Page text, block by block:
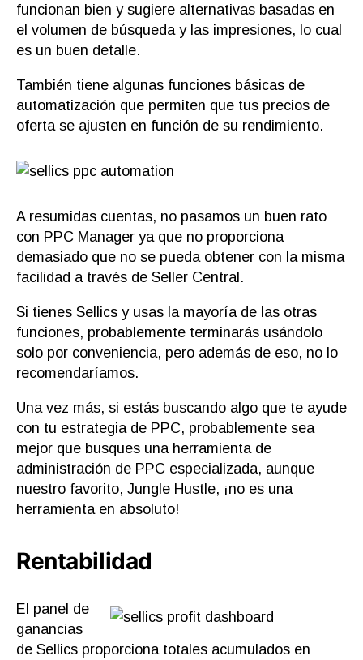
funcionan bien y sugiere alternativas basadas en
el volumen de búsqueda y las impresiones, lo cual
es un buen detalle.
También tiene algunas funciones básicas de
automatización que permiten que tus precios de
oferta se ajusten en función de su rendimiento.
A resumidas cuentas, no pasamos un buen rato
con PPC Manager ya que no proporciona
demasiado que no se pueda obtener con la misma
facilidad a través de Seller Central.
Si tienes Sellics y usas la mayoría de las otras
funciones, probablemente terminarás usándolo
solo por conveniencia, pero además de eso, no lo
recomendaríamos.
Una vez más, si estás buscando algo que te ayude
con tu estrategia de PPC, probablemente sea
mejor que busques una herramienta de
administración de PPC especializada, aunque
nuestro favorito, Jungle Hustle, ¡no es una
herramienta en absoluto!
Rentabilidad
El panel de
ganancias
de Sellics proporciona totales acumulados en